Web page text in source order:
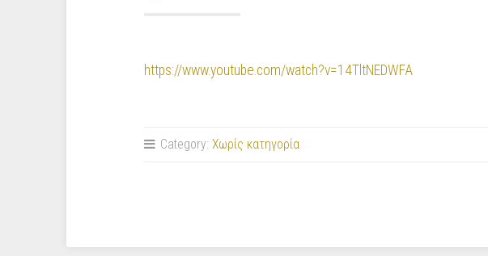
https://www.youtube.com/watch?v=14TltNEDWFA
Category: Χωρίς κατηγορία